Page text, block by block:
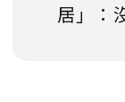
居」：